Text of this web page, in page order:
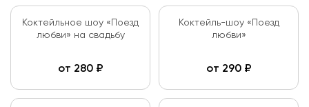
Коктейльное шоу «Поезд
любви» на свадьбу
от 280₽
Коктейль-шоу «Поезд
любви»
от 290₽